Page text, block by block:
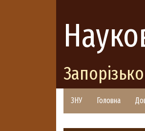
ЗНУ Головна